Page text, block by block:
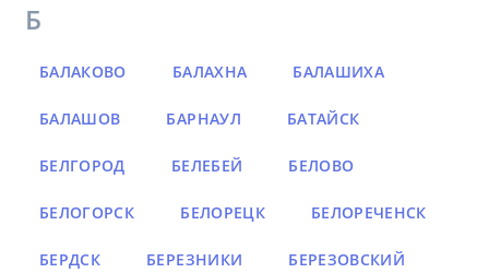
Б
БАЛАКОВО БАЛАХНА БАЛАШИХА
БАЛАШОВ БАРНАУЛ БАТАЙСК
БЕЛГОРОД БЕЛЕБЕЙ БЕЛОВО
БЕЛОГОРСК БЕЛОРЕЦК БЕЛОРЕЧЕНСК
БЕРДСК БЕРЕЗНИКИ БЕРЕЗОВСКИЙ